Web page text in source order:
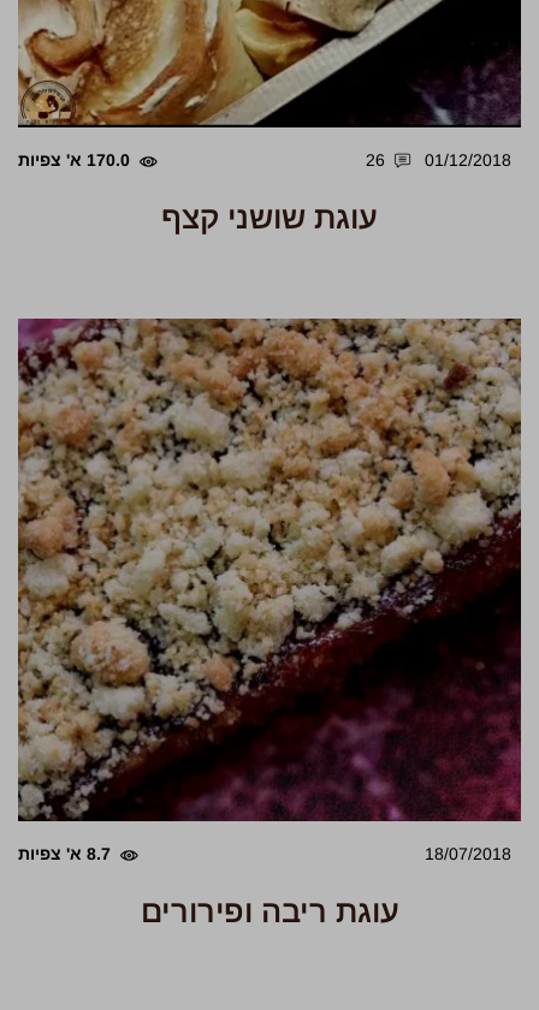
01/12/2018
26 170.0 א' צפיות
עוגת שושני קצף
18/07/2018 8.7 א' צפיות
עוגת ריבה ופירורים